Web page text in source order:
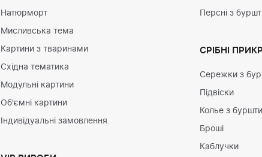
Натюрморт
Мисливська тема
Картини з тваринами
Східна тематика
Модульні картини
Об'ємні картини
Індивідуальні замовлення
Персні з
СРІБНІ
Сережки з
Підвіски
Колье з
Броші
Каблучки